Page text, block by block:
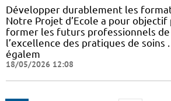
Développer durablement les
Notre Projet d’Ecole a pour objectif
former les futurs professionnels de
l’excellence des pratiques de soins
égalem
18/05/2026 12:08